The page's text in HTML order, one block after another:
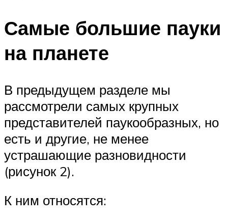
Самые большие пауки
на планете
В предыдущем разделе мы
рассмотрели самых крупных
представителей паукообразных, но
есть и другие, не менее
устрашающие разновидности
(рисунок 2).
К ним относятся: